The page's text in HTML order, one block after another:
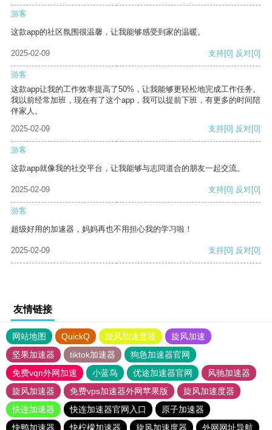
游客
这款app的社区氛围很温馨，让我能够感受到家的温暖。
2025-02-09 支持[0] 反对[0]
游客
这款app让我的工作效率提高了50%，让我能够更轻松地完成工作任务。
我以前经常加班，现在有了这个app，我可以提前下班，有更多的时间陪
伴家人。
2025-02-09
支持[0] 反对[0]
游客
这款app就像我的社交平台，让我能够与志同道合的朋友一起交流。
2025-02-09 支持[0] 反对[0]
游客
超级好用的加速器，妈妈再也不用担心我的学习啦！
2025-02-09 支持[0] 反对[0]
友情链接
网站地图 QuickQ 旋风加速度器
旋风加速
坚果加速器
tiktok加速器
狗急加速器官网
免费vqn外网加速
小蓝鸟 优途加速器官网
风驰加速器
旋风加速器
免费vps加速器外网苹果版
旋风加速度器
快连加速器
快连加速器官网入口
原子加速器
快鸭加速器
快柠檬加速器 旋风加速度器 外网网址导航